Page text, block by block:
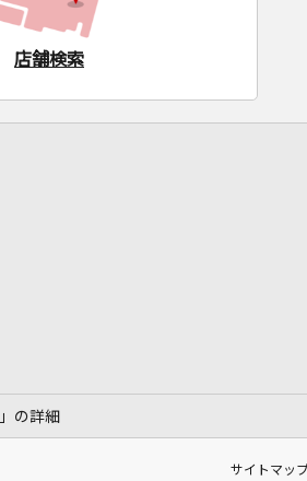
店舗検索
」の詳細
サイトマッ